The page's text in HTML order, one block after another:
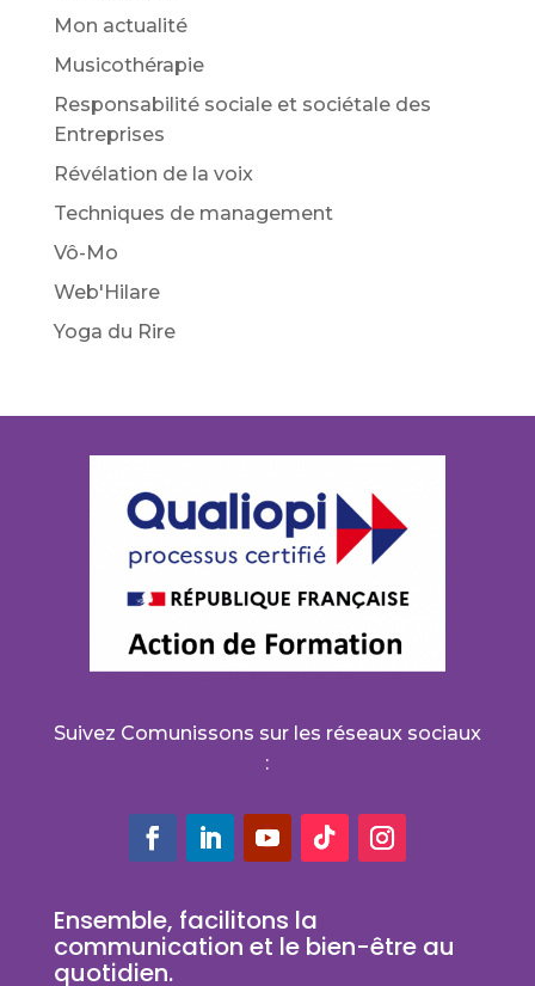
Mon actualité
Musicothérapie
Responsabilité sociale et sociétale des
Entreprises
Révélation de la voix
Techniques de management
Vô-Mo
Web'Hilare
Yoga du Rire
Suivez Comunissons sur les réseaux sociaux
:
Ensemble, facilitons la
communication et le bien-être au
quotidien.